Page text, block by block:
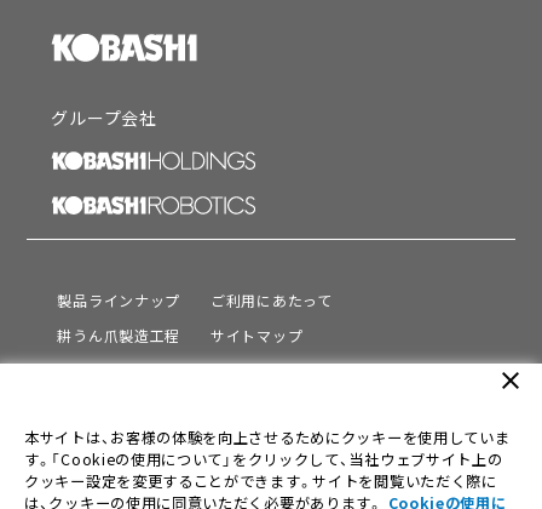
グループ会社
製品ラインナップ
耕うん爪製造工程
サポート
会社情報
採用情報
ご利用にあたって
サイトマップ
プライバシーポリシー
本サイトは、お客様の体験を向上させるためにクッキーを使用していま
す。「Cookieの使用について」をクリックして、当社ウェブサイト上の
クッキー設定を変更することができます。サイトを閲覧いただく際に
は、クッキーの使用に同意いただく必要があります。 Cookieの使用に
close